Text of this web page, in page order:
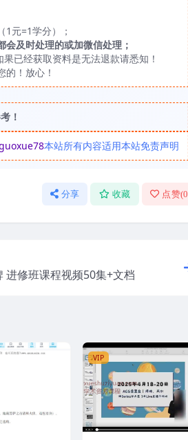
1元=1学分）；
及时处理的或加微信处理；
已经获取资料是无法退款请悉知！
的！放心！
！
本站所有内容适用本站免责声明
分享 收藏 点赞(0
绯月塔罗牌 进修班课程视频50集+文档
VIP